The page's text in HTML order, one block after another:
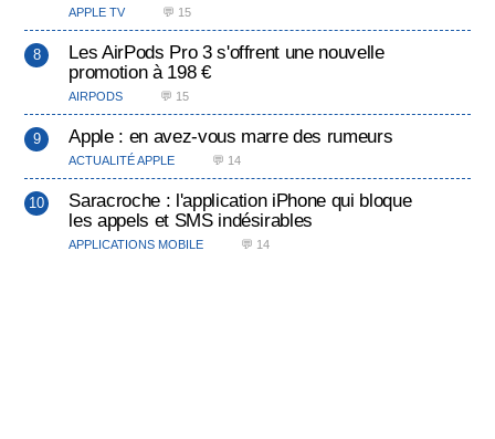
APPLE TV 💬 15
Les AirPods Pro 3 s'offrent une nouvelle
promotion à 198 €
AIRPODS 💬 15
Apple : en avez-vous marre des rumeurs
ACTUALITÉ APPLE 💬 14
Saracroche : l'application iPhone qui bloque
les appels et SMS indésirables
APPLICATIONS MOBILE 💬 14